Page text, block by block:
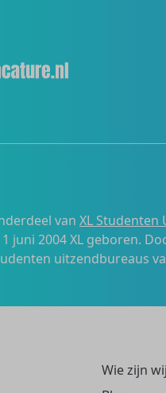
van XL Studenten
juni 2004 XL geboren.
uitzendbureaus
Wie zijn